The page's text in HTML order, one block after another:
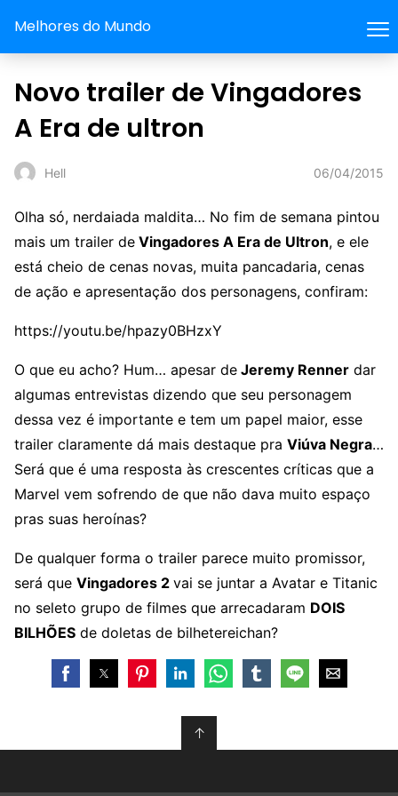
Melhores do Mundo
Novo trailer de Vingadores
A Era de ultron
Hell 06/04/2015
Olha só, nerdaiada maldita… No fim de semana pintou
mais um trailer de Vingadores A Era de Ultron, e ele
está cheio de cenas novas, muita pancadaria, cenas
de ação e apresentação dos personagens, confiram:
https://youtu.be/hpazy0BHzxY
O que eu acho? Hum… apesar de Jeremy Renner dar
algumas entrevistas dizendo que seu personagem
dessa vez é importante e tem um papel maior, esse
trailer claramente dá mais destaque pra Viúva Negra…
Será que é uma resposta às crescentes críticas que a
Marvel vem sofrendo de que não dava muito espaço
pras suas heroínas?
De qualquer forma o trailer parece muito promissor,
será que Vingadores 2 vai se juntar a Avatar e Titanic
no seleto grupo de filmes que arrecadaram DOIS
BILHÕES de doletas de bilhetereichan?
↑